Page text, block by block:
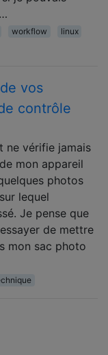
workflow
linux
vos
contrôle
ne vérifie jamais
mon appareil
photos
lequel
Je pense que
de mettre
mon sac photo